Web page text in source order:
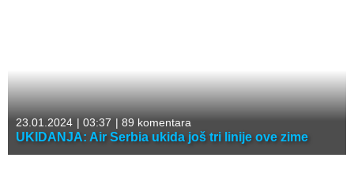
23.01.2024 | 03:37 | 89 komentara
UKIDANJA: Air Serbia ukida još tri linije ove zime